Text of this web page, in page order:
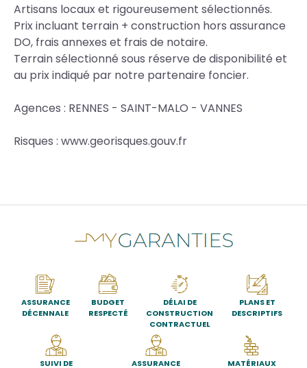
Artisans locaux et rigoureusement sélectionnés.
Prix incluant terrain + construction hors assurance
DO, frais annexes et frais de notaire.
Terrain sélectionné sous réserve de disponibilité et
au prix indiqué par notre partenaire foncier.
Agences : RENNES - SAINT-MALO - VANNES
Risques : www.georisques.gouv.fr
ASSURANCE
DÉCENNALE
BUDGET
RESPECTÉ
DÉLAI DE
CONSTRUCTION
CONTRACTUEL
PLANS ET
DESCRIPTIFS
SUIVI DE
ASSURANCE
MATÉRIAUX